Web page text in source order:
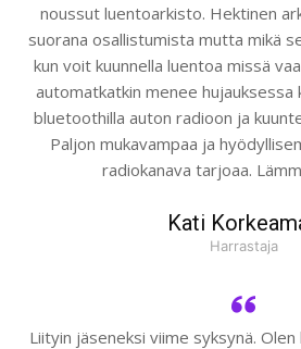
noussut luentoarkisto. Hektinen
suorana osallistumista mutta mikä
kun voit kuunnella luentoa missä
automatkatkin menee hujauksessa
bluetoothilla auton radioon ja
Paljon mukavampaa ja
radiokanava tarjoaa.
Kati
Harrastaja
Liityin jäseneksi viime syksynä.